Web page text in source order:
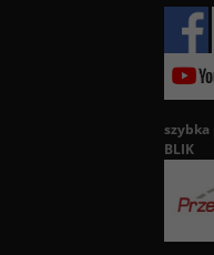
szybka
BLIK